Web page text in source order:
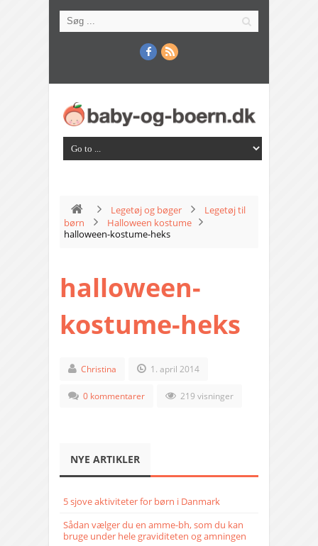
Legetøj og bøger
Legetøj til
børn
Halloween kostume
halloween-kostume-heks
halloween-
kostume-heks
Christina 1. april 2014
0 kommentarer 219 visninger
NYE ARTIKLER
5 sjove aktiviteter for børn i Danmark
Sådan vælger du en amme-bh, som du kan
bruge under hele graviditeten og amningen